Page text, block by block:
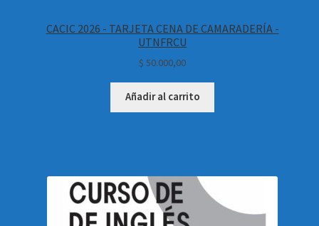
CACIC 2026 - TARJETA CENA DE CAMARADERÍA -
UTNFRCU
$ 50.000,00
Añadir al carrito